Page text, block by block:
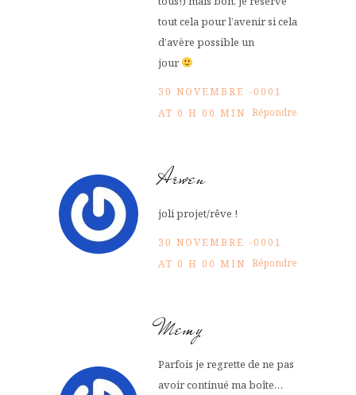
tout cela pour l’avenir si cela
d’avère possible un
jour
30 NOVEMBRE -0001
AT 0 H 00 MIN Répondre
Arwen
joli projet/rêve !
30 NOVEMBRE -0001
AT 0 H 00 MIN Répondre
Memy
Parfois je regrette de ne pas
avoir continué ma boîte…